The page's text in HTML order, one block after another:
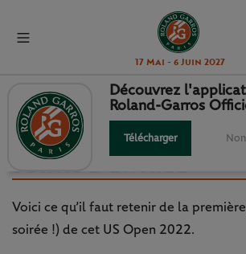
17 Mai - 6 Juin 2027
US OPEN – J1 : SERENA
LA FÊTE, TSITSIPAS ET
SORTIS D’ENTRÉE
Voici ce qu’il faut retenir de la
soirée !) de cet US Open 2022.
Découvrez
Roland-Garros
Télécharger